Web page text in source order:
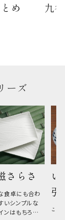
め
九
ーズ
さらさ
食卓にも合わ
いシンプルな
ンはもちろん、
い
こひ